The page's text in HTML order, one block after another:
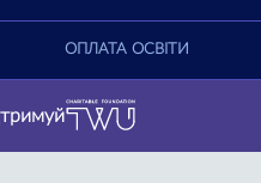
a
ОПЛАТА ОСВІТИ